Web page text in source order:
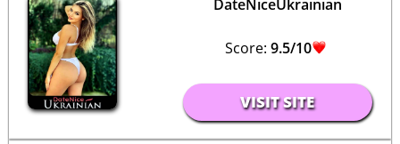
DateNiceUkrainian
Score: 9.5/10
VISIT SITE